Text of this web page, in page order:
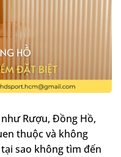
Rượu, Đồng Hồ,
thuộc và không
sao không tìm đến